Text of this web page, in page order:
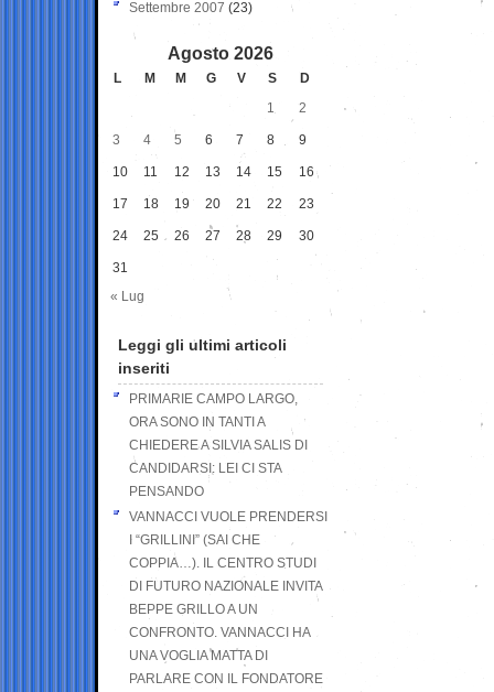
Settembre 2007 (23)
Agosto 2026
L M M G V S
D
1
2
3 4 5 6 7 8 9
10 11 12 13 14 15 16
17 18 19 20 21 22 23
24 25 26 27 28 29 30
31
« Lug
Leggi gli ultimi articoli
inseriti
PRIMARIE CAMPO LARGO,
ORA SONO IN TANTI A
CHIEDERE A SILVIA SALIS DI
CANDIDARSI: LEI CI STA
PENSANDO
VANNACCI VUOLE PRENDERSI
I “GRILLINI” (SAI CHE
COPPIA…). IL CENTRO STUDI
DI FUTURO NAZIONALE INVITA
BEPPE GRILLO A UN
CONFRONTO. VANNACCI HA
UNA VOGLIA MATTA DI
PARLARE CON IL FONDATORE